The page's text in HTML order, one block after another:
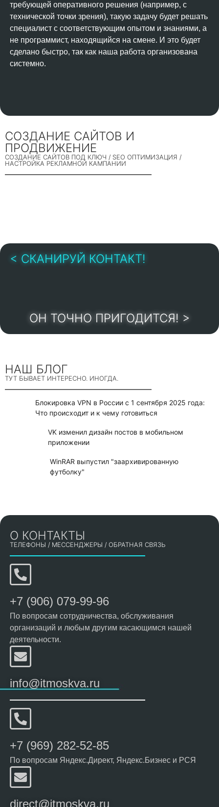
требующей оперативного решения (например, с
технической точки зрения), такую задачу будет решать
специалист с соответствующим опытом и знаниями, а
не программист, находящийся на смене. И это будет
сделано быстро, так как наша работа организована
системно.
СОЗДАНИЕ САЙТОВ И
ПРОДВИЖЕНИЕ
СОЗДАНИЕ САЙТОВ ПОД КЛЮЧ / SEO ОПТИМИЗАЦИЯ /
НАСТРОЙКА РЕКЛАМНОЙ КАМПАНИИ
< СКАНИРУЙ КОНТАКТ!
ОН ТОЧНО ПРИГОДИТСЯ! >
НАШ БЛОГ
ТУТ БЫВАЕТ ИНТЕРЕСНО. ИНОГДА.
Блокировка VPN в России с 1 сентября 2025 года:
Что происходит и к чему готовиться
VK изменил дизайн постов в мобильном
приложении
WinRAR выпустил "заархивированную
футболку"
О КОНТАКТЫ
ТЕЛЕФОНЫ / МЕССЕНДЖЕРЫ / ОБРАТНАЯ СВЯЗЬ
+7 (906) 079-99-96
По вопросам сотрудничества, обслуживания
организаций и любым другим касающимся нашей
деятельности.
info@itmoskva.ru
+7 (969) 282-52-85
По вопросам Яндекс.Директ, Яндекс.Бизнес и РСЯ
direct@itmoskva.ru